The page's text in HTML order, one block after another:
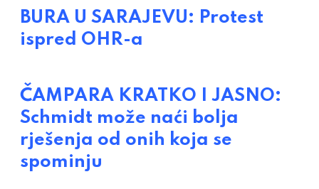
BURA U SARAJEVU: Protest
ispred OHR-a
ČAMPARA KRATKO I JASNO:
Schmidt može naći bolja
rješenja od onih koja se
spominju